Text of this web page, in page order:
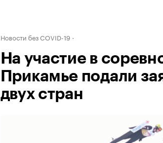
Новости без COVID-19
На участие в
Прикамье подали
двух стран